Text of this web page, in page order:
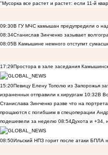
"Мусорка все растет и растет: если 11-й
09:30В ГУ МЧС камышан предупредили о
08:34Станислав Зинченко зазывает
08:05В Камышине немного отступит
17:29Простора в зале заседания
15:20Певицу Елену Тополю из Запорожья
израненных отправили к хирургам 10:32В
Станислава Зинченко разве что на
прощаются с погибшим в спецоперации
подешевели за неделю 08:54Духота и +34,
08:50Ильский НПЗ горит после атаки БПЛА